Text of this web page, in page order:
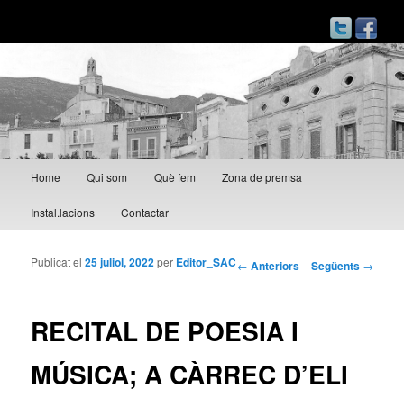
Aneu al contingut principal
Aneu al contingut secundari
Home Qui som Què fem Zona de premsa
Instal.lacions Contactar
Navegació per les
← Anteriors Següents →
RECITAL DE POESIA I
MÚSICA; A CÀRREC D’ELI
Publicat el25 juliol, 2022per Editor_SAC